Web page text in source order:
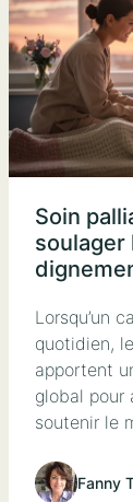
Soin
soulager
Lorsqu’un
quotidien,
apportent
global pour
soutenir le
Fanny